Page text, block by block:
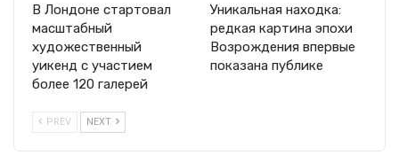
В Лондоне стартовал
масштабный
художественный
уикенд с участием
более 120 галерей
Уникальная находка:
редкая картина эпохи
Возрождения впервые
показана публике
PREV NEXT